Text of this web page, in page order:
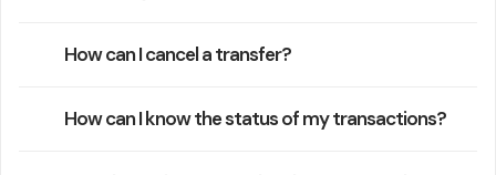
How can I cancel a transfer?
How can I know the status of my transactions?